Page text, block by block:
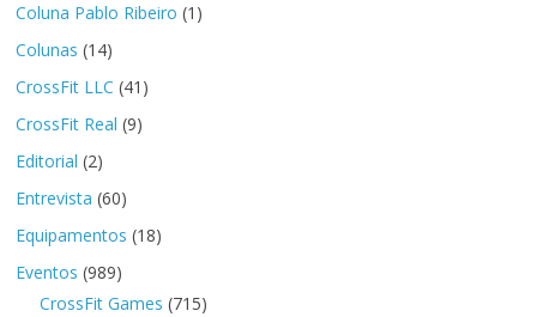
Coluna Pablo Ribeiro (1)
Colunas (14)
CrossFit LLC (41)
CrossFit Real (9)
Editorial (2)
Entrevista (60)
Equipamentos (18)
Eventos (989)
CrossFit Games (715)